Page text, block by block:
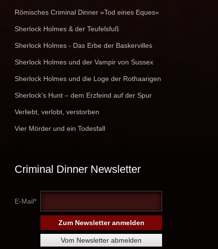
Römisches Criminal Dinner »Tod eines Eques«
Sherlock Holmes & der Teufelsfuß
Sherlock Holmes - Das Erbe der Baskervilles
Sherlock Holmes und der Vampir von Sussex
Sherlock Holmes und die Loge der Rothaarigen
Sherlock's Hunt – dem Erzfeind auf der Spur
Verliebt, verlobt, verstorben
Vier Mörder und ein Todesfall
Criminal Dinner Newsletter
E-Mail*